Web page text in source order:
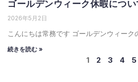
ゴールデンウィーク休暇につい
2026年5月2日
こんにちは常務です ゴールデンウィーク
続きを読む »
1 2 3 4 5